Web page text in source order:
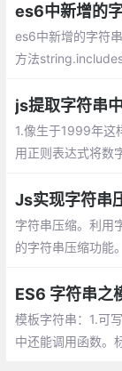
es6中新增的
es6中新增的字符
方法
js提取字符串
1.像生于1999年这
用正则表达式将数
含整数和小数):
Js实现字符串
字符串压缩。利用
的字符串压缩功能
设字符串中只包含
ES6 字符串之
模板字符串：1.可
中还能调用函数。